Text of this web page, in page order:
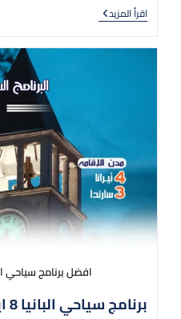
اقرأ المزيد
افضل برنامج سياحي البانيا 8 ايام